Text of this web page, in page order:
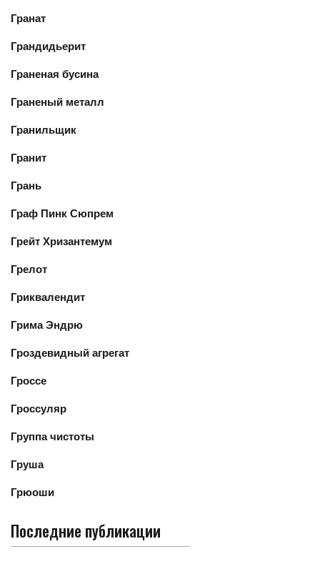
Гранат
Грандидьерит
Граненая бусина
Граненый металл
Гранильщик
Гранит
Грань
Граф Пинк Сюпрем
Грейт Хризантемум
Грелот
Гриквалендит
Грима Эндрю
Гроздевидный агрегат
Гроссе
Гроссуляр
Группа чистоты
Груша
Грюоши
Последние публикации